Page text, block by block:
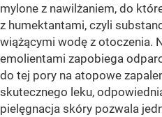
mylone z nawilżaniem, do
z humektantami, czyli
wiążącymi wodę z otoczenia.
emolientami zapobiega
do tej pory na atopowe
skutecznego leku,
pielęgnacja skóry pozwala